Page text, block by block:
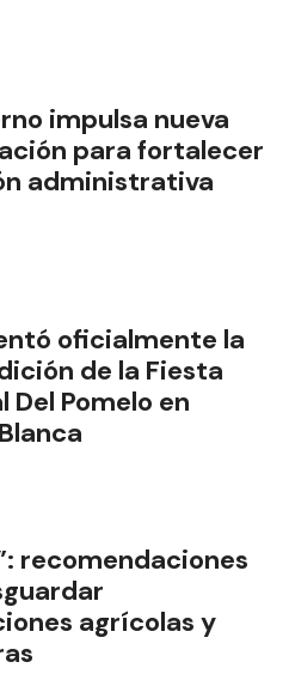
impulsa nueva
para fortalecer
administrativa
oficialmente la
de la Fiesta
Del Pomelo en
recomendaciones
agrícolas y